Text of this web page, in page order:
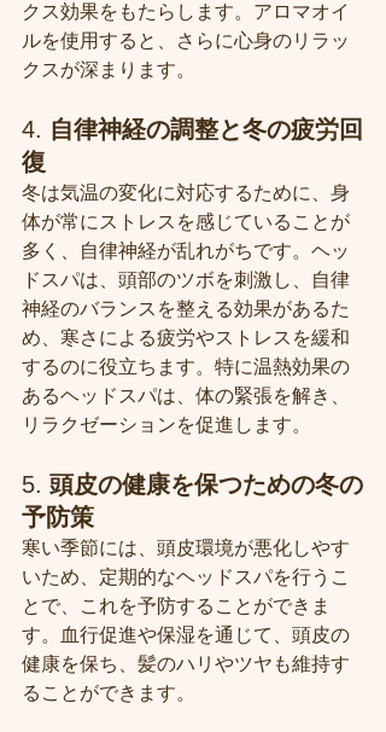
クス効果をもたらします。アロマオイ
ルを使用すると、さらに心身のリラッ
クスが深まります。
4. 自律神経の調整と冬の疲労回
復
冬は気温の変化に対応するために、身
体が常にストレスを感じていることが
多く、自律神経が乱れがちです。ヘッ
ドスパは、頭部のツボを刺激し、自律
神経のバランスを整える効果があるた
め、寒さによる疲労やストレスを緩和
するのに役立ちます。特に温熱効果の
あるヘッドスパは、体の緊張を解き、
リラクゼーションを促進します。
5. 頭皮の健康を保つための冬の
予防策
寒い季節には、頭皮環境が悪化しやす
いため、定期的なヘッドスパを行うこ
とで、これを予防することができま
す。血行促進や保湿を通じて、頭皮の
健康を保ち、髪のハリやツヤも維持す
ることができます。